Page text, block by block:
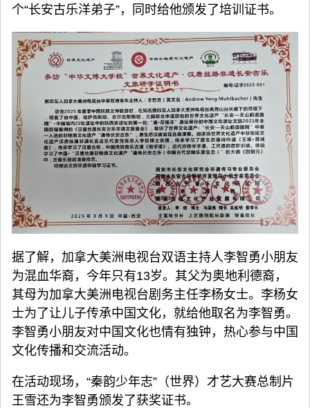
个“长安古乐洋弟子”，同时给他颁发了培训证书。
据了解，加拿大美洲电视台双语主持人李智勇小朋友
为混血华裔，今年只有13岁。其父为奥地利德裔，
其母为加拿大美洲电视台剧务主任李杨女士。李杨女
士为了让儿子传承中国文化，就给他取名为李智勇。
李智勇小朋友对中国文化也情有独钟，热心参与中国
文化传播和交流活动。
在活动现场，“秦韵少年志”（世界）才艺大赛总制片
王雪还为李智勇颁发了获奖证书。